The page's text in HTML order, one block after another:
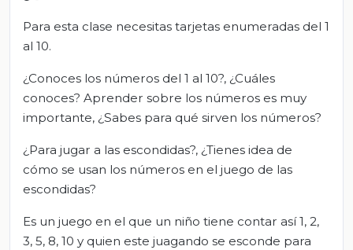
Para esta clase necesitas tarjetas enumeradas del 1
al 10.
¿Conoces los números del 1 al 10?, ¿Cuáles
conoces? Aprender sobre los números es muy
importante, ¿Sabes para qué sirven los números?
¿Para jugar a las escondidas?, ¿Tienes idea de
cómo se usan los números en el juego de las
escondidas?
Es un juego en el que un niño tiene contar así 1, 2,
3, 5, 8, 10 y quien este juagando se esconde para